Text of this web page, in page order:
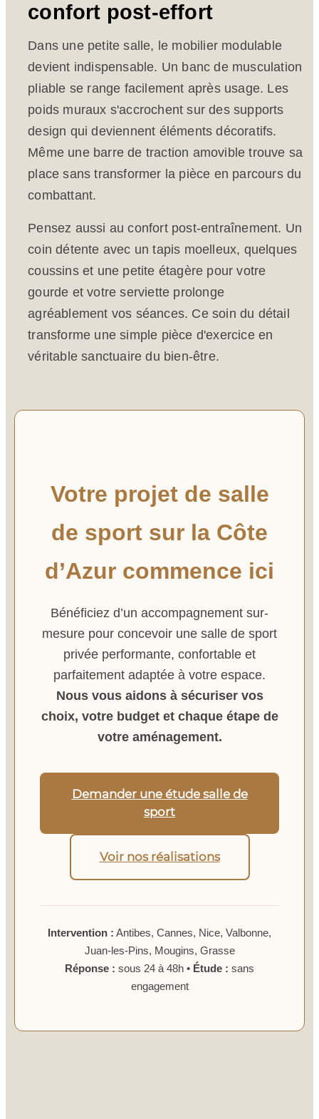
confort post-effort
Dans une petite salle, le mobilier modulable
devient indispensable. Un banc de musculation
pliable se range facilement après usage. Les
poids muraux s'accrochent sur des supports
design qui deviennent éléments décoratifs.
Même une barre de traction amovible trouve sa
place sans transformer la pièce en parcours du
combattant.
Pensez aussi au confort post-entraînement. Un
coin détente avec un tapis moelleux, quelques
coussins et une petite étagère pour votre
gourde et votre serviette prolonge
agréablement vos séances. Ce soin du détail
transforme une simple pièce d'exercice en
véritable sanctuaire du bien-être.
Votre projet de salle
de sport sur la Côte
d’Azur commence ici
Bénéficiez d’un accompagnement sur-
mesure pour concevoir une salle de sport
privée performante, confortable et
parfaitement adaptée à votre espace.
Nous vous aidons à sécuriser vos
choix, votre budget et chaque étape de
votre aménagement.
Demander une étude salle de
sport
Voir nos réalisations
Intervention : Antibes, Cannes, Nice, Valbonne,
Juan-les-Pins, Mougins, Grasse
Réponse : sous 24 à 48h • Étude : sans
engagement